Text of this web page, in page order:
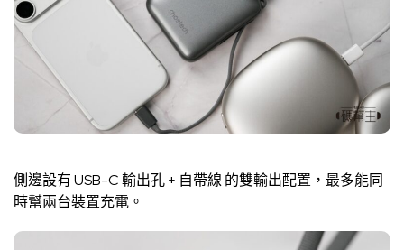
側邊設有 USB-C 輸出孔 + 自帶線 的雙輸出配置，最多能同
時幫兩台裝置充電。